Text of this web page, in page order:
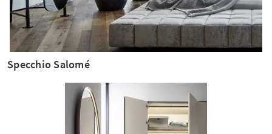
Specchio Salomé